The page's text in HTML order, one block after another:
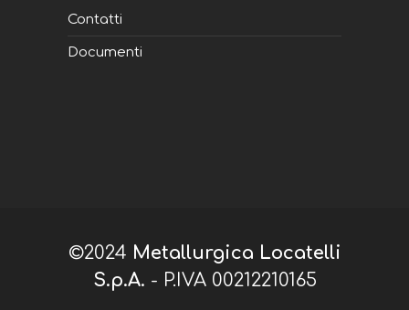
Contatti
Documenti
©2024 Metallurgica Locatelli
S.p.A. - P.IVA 00212210165